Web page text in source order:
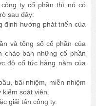
ty cổ phần thì nó có
sau đây:
định hướng phát triển của
và tổng số cổ phần của
chào bán những cổ phần
độ cổ tức hàng năm của
bãi nhiệm, miễn nhiệm
soát viên.
giải tán công ty.